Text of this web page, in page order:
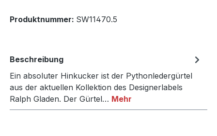
Produktnummer: SW11470.5
Beschreibung
Ein absoluter Hinkucker ist der Pythonledergürtel
aus der aktuellen Kollektion des Designerlabels
Ralph Gladen. Der Gürtel… Mehr